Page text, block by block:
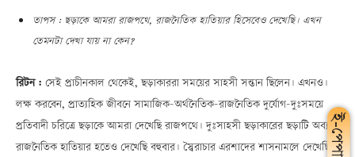
তাপস : ছড়াকে আমরা রাজপথে, রাজনৈতিক হাতিয়ার হিসেবেও দেখেছি। এখন
তেমনটা দেখা যায় না কেন?
রিটন : সেই প্রাচীনকাল থেকেই, ছড়াকাররা সময়ের সাহসী সন্তান ছিলেন। এখনও।
লক্ষ করবেন, প্রাত্যহিক জীবনে সামাজিক-অর্থনৈতিক-রাজনৈতিক দুর্যোগ-দুঃসময়ে
প্রতিবাদী চরিত্রে ছড়াকে আমরা দেখেছি রাজপথে। দুঃসাহসী ছড়াকারের ছড়াটি অব্যর্থ
রাজনৈতিক হাতিয়ার হতেও দেখেছি বহুবার। স্বৈরাচার এরশাদের শাসনামলে দেখেছি